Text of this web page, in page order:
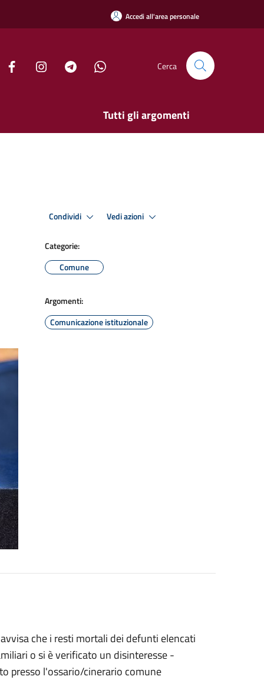
Accedi all'area personale
Cerca
Tutti gli argomenti
Condividi Vedi azioni
Categorie:
Comune
Argomenti:
Comunicazione istituzionale
che i resti mortali dei defunti elencati
o si è verificato un disinteresse -
presso l'ossario/cinerario comune